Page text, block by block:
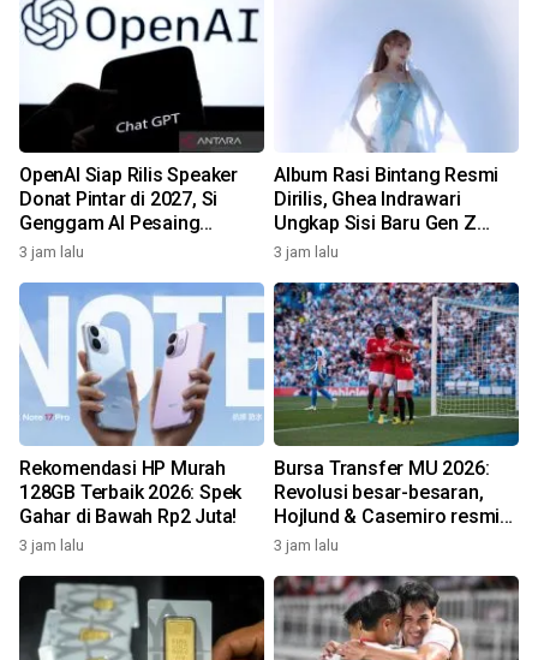
OpenAI Siap Rilis Speaker
Donat Pintar di 2027, Si
Genggam AI Pesaing
Google & Amazon!
3 jam lalu
Album Rasi Bintang Resmi
Dirilis, Ghea Indrawari
Ungkap Sisi Baru Gen Z
Lewat 9 Lagu!
3 jam lalu
Rekomendasi HP Murah
128GB Terbaik 2026: Spek
Gahar di Bawah Rp2 Juta!
3 jam lalu
Bursa Transfer MU 2026:
Revolusi besar-besaran,
Hojlund & Casemiro resmi
didepak!
3 jam lalu